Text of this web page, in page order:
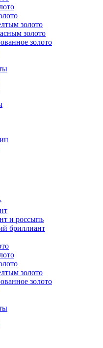
золото
золото
золото
и россыпь
бриллиант
золото
золото